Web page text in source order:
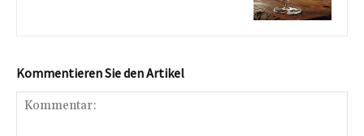
Kommentieren Sie den Artikel